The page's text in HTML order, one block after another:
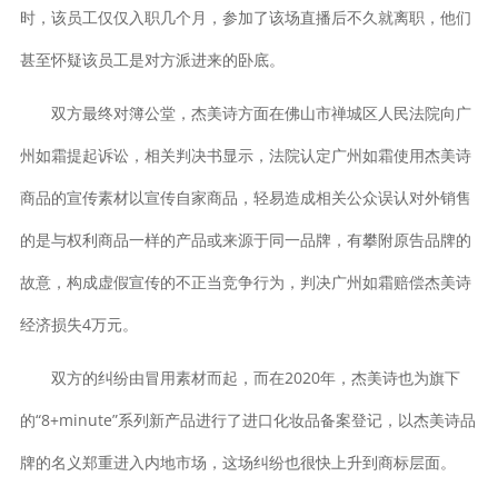
时，该员工仅仅入职几个月，参加了该场直播后不久就离职，他们
甚至怀疑该员工是对方派进来的卧底。
双方最终对簿公堂，杰美诗方面在佛山市禅城区人民法院向广
州如霜提起诉讼，相关判决书显示，法院认定广州如霜使用杰美诗
商品的宣传素材以宣传自家商品，轻易造成相关公众误认对外销售
的是与权利商品一样的产品或来源于同一品牌，有攀附原告品牌的
故意，构成虚假宣传的不正当竞争行为，判决广州如霜赔偿杰美诗
经济损失4万元。
双方的纠纷由冒用素材而起，而在2020年，杰美诗也为旗下
的“8+minute”系列新产品进行了进口化妆品备案登记，以杰美诗品
牌的名义郑重进入内地市场，这场纠纷也很快上升到商标层面。